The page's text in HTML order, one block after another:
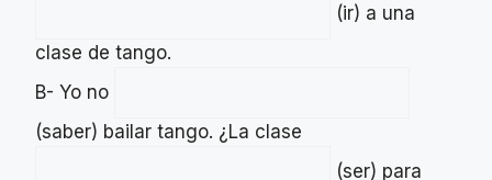
(ir) a una
clase de tango.
B- Yo no
(saber) bailar tango. ¿La clase
(ser) para